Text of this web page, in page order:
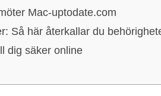
Mac-uptodate.com
Så här återkallar du
dig säker online